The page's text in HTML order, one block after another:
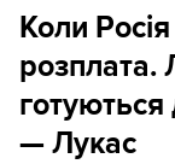
Коли
розплата.
готуються
— Лукас